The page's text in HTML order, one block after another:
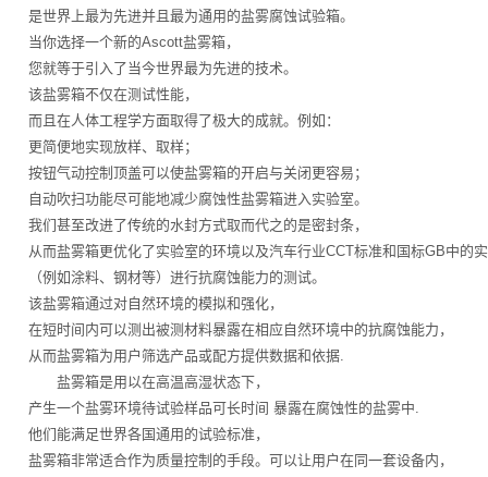
是世界上最为先进并且最为通用的盐雾腐蚀试验箱。
当你选择一个新的Ascott盐雾箱，
您就等于引入了当今世界最为先进的技术。
该盐雾箱不仅在测试性能，
而且在人体工程学方面取得了极大的成就。例如：
更简便地实现放样、取样；
按钮气动控制顶盖可以使盐雾箱的开启与关闭更容易；
自动吹扫功能尽可能地减少腐蚀性盐雾箱进入实验室。
我们甚至改进了传统的水封方式取而代之的是密封条，
从而盐雾箱更优化了实验室的环境以及汽车行业CCT标准和国标GB中的
（例如涂料、钢材等）进行抗腐蚀能力的测试。
该盐雾箱通过对自然环境的模拟和强化，
在短时间内可以测出被测材料暴露在相应自然环境中的抗腐蚀能力，
从而盐雾箱为用户筛选产品或配方提供数据和依据.
盐雾箱是用以在高温高湿状态下，
产生一个盐雾环境待试验样品可长时间 暴露在腐蚀性的盐雾中.
他们能满足世界各国通用的试验标准，
盐雾箱非常适合作为质量控制的手段。可以让用户在同一套设备内，